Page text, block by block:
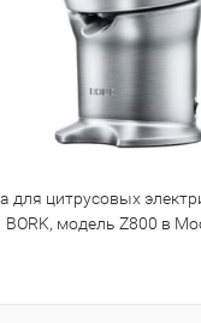
цитрусовых
BORK, модель Z800 в